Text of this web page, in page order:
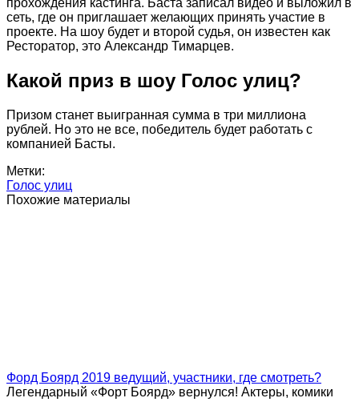
прохождения кастинга. Баста записал видео и выложил в
сеть, где он приглашает желающих принять участие в
проекте. На шоу будет и второй судья, он известен как
Ресторатор, это Александр Тимарцев.
Какой приз в шоу Голос улиц?
Призом станет выигранная сумма в три миллиона
рублей. Но это не все, победитель будет работать с
компанией Басты.
Метки:
Голос улиц
Похожие материалы
Форд Боярд 2019 ведущий, участники, где смотреть?
Легендарный «Форт Боярд» вернулся! Актеры, комики